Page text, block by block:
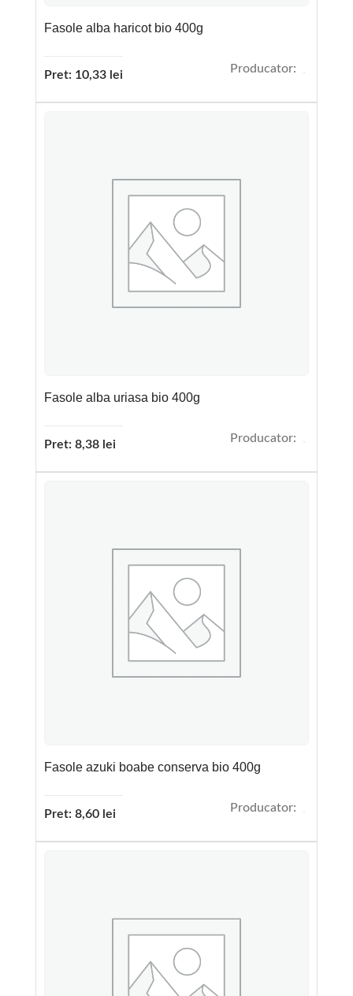
Fasole alba haricot bio 400g
Pret: 10,33 lei Producator:
Fasole alba uriasa bio 400g
Pret: 8,38 lei Producator:
Fasole azuki boabe conserva bio 400g
Pret: 8,60 lei Producator: